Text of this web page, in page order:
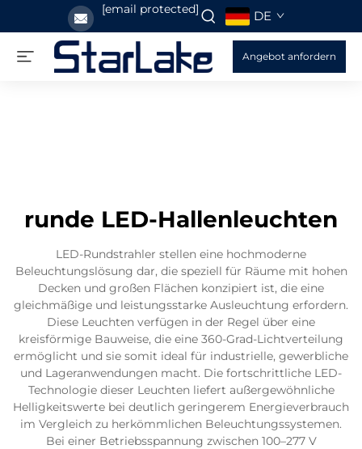
[email protected] DE
Angebot anfordern
runde LED-Hallenleuchten
LED-Rundstrahler stellen eine hochmoderne
Beleuchtungslösung dar, die speziell für Räume mit hohen
Decken und großen Flächen konzipiert ist, die eine
gleichmäßige und leistungsstarke Ausleuchtung erfordern.
Diese Leuchten verfügen in der Regel über eine
kreisförmige Bauweise, die eine 360-Grad-Lichtverteilung
ermöglicht und sie somit ideal für industrielle, gewerbliche
und Lageranwendungen macht. Die fortschrittliche LED-
Technologie dieser Leuchten liefert außergewöhnliche
Helligkeitswerte bei deutlich geringerem Energieverbrauch
im Vergleich zu herkömmlichen Beleuchtungssystemen.
Bei einer Betriebsspannung zwischen 100–277 V